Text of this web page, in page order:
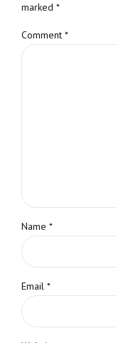
marked *
Comment *
Name *
Email *